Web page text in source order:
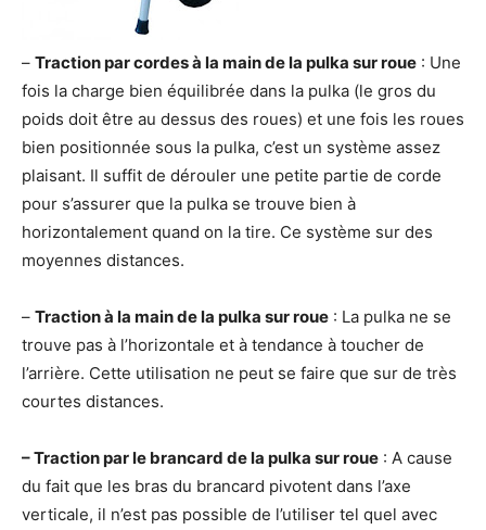
– Traction par cordes à la main de la pulka sur roue : Une
fois la charge bien équilibrée dans la pulka (le gros du
poids doit être au dessus des roues) et une fois les roues
bien positionnée sous la pulka, c’est un système assez
plaisant. Il suffit de dérouler une petite partie de corde
pour s’assurer que la pulka se trouve bien à
horizontalement quand on la tire. Ce système sur des
moyennes distances.
– Traction à la main de la pulka sur roue : La pulka ne se
trouve pas à l’horizontale et à tendance à toucher de
l’arrière. Cette utilisation ne peut se faire que sur de très
courtes distances.
– Traction par le brancard de la pulka sur roue : A cause
du fait que les bras du brancard pivotent dans l’axe
verticale, il n’est pas possible de l’utiliser tel quel avec